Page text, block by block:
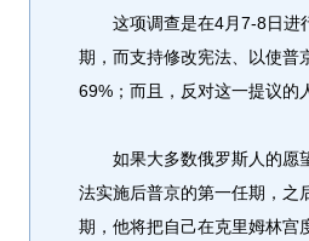
这项调查是在4月7-8日进
期，而支持修改宪法、以使普
69%；而且，反对这一提议的
如果大多数俄罗斯人的愿望
法实施后普京的第一任期，之
期，他将把自己在克里姆林宫